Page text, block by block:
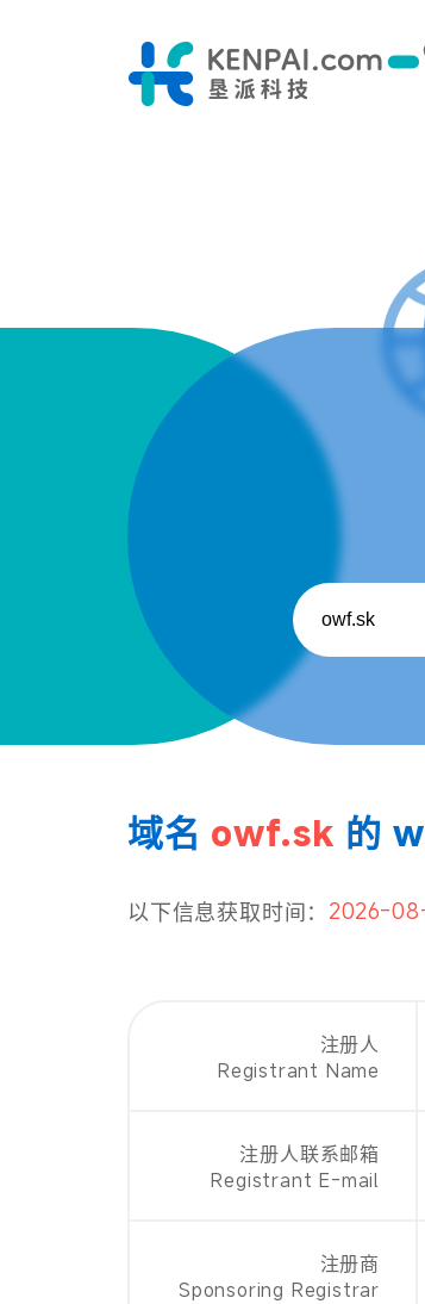
域名 owf.sk 的
以下信息获取时间： 2026-
注册人
Registrant Name
注册人联系邮箱
Registrant E-mail
注册商
Sponsoring Registrar